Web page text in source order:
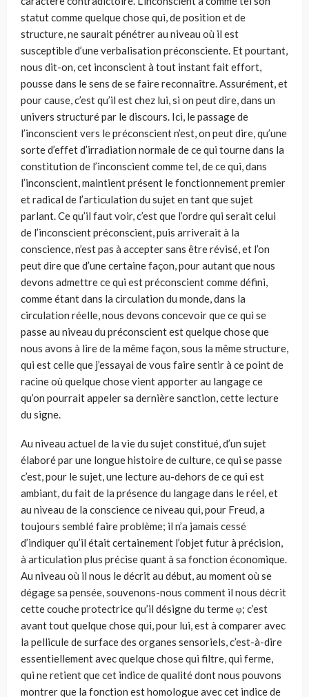
statut comme quelque chose qui, de position et de
structure, ne saurait pénétrer au niveau où il est
susceptible d’une verbalisation préconsciente. Et pourtant,
nous dit-on, cet inconscient à tout instant fait effort,
pousse dans le sens de se faire reconnaître. Assurément, et
pour cause, c’est qu’il est chez lui, si on peut dire, dans un
univers structuré par le discours. Ici, le passage de
l’inconscient vers le préconscient n’est, on peut dire, qu’une
sorte d’effet d’irradiation normale de ce qui tourne dans la
constitution de l’inconscient comme tel, de ce qui, dans
l’inconscient, maintient présent le fonctionnement premier
et radical de l’articulation du sujet en tant que sujet
parlant. Ce qu’il faut voir, c’est que l’ordre qui serait celui
de l’inconscient préconscient, puis arriverait à la
conscience, n’est pas à accepter sans être révisé, et l’on
peut dire que d’une certaine façon, pour autant que nous
devons admettre ce qui est préconscient comme défini,
comme étant dans la circulation du monde, dans la
circulation réelle, nous devons concevoir que ce qui se
passe au niveau du préconscient est quelque chose que
nous avons à lire de la même façon, sous la même structure,
qui est celle que j’essayai de vous faire sentir à ce point de
racine où quelque chose vient apporter au langage ce
qu’on pourrait appeler sa dernière sanction, cette lecture
du signe.
Au niveau actuel de la vie du sujet constitué, d’un sujet
élaboré par une longue histoire de culture, ce qui se passe
c’est, pour le sujet, une lecture au-dehors de ce qui est
ambiant, du fait de la présence du langage dans le réel, et
au niveau de la conscience ce niveau qui, pour Freud, a
toujours semblé faire problème; il n’a jamais cessé
d’indiquer qu’il était certainement l’objet futur à précision,
à articulation plus précise quant à sa fonction économique.
Au niveau où il nous le décrit au début, au moment où se
dégage sa pensée, souvenons-nous comment il nous décrit
cette couche protectrice qu’il désigne du terme φ; c’est
avant tout quelque chose qui, pour lui, est à comparer avec
la pellicule de surface des organes sensoriels, c’est-à-dire
essentiellement avec quelque chose qui filtre, qui ferme,
qui ne retient que cet indice de qualité dont nous pouvons
montrer que la fonction est homologue avec cet indice de